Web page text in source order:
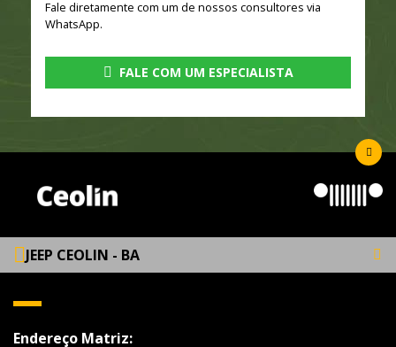
Fale diretamente com um de nossos consultores via
WhatsApp.
FALE COM UM ESPECIALISTA
JEEP CEOLIN - BA
Endereço Matriz: